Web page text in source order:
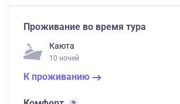
Проживание во время тура
Каюта
10 ночей
К проживанию